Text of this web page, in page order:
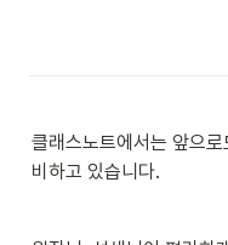
클래스노트에서는 앞으
비하고 있습니다.